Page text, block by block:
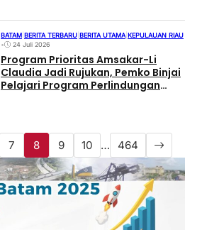
BATAM BERITA TERBARU BERITA UTAMA KEPULAUAN RIAU
•
24 Juli 2026
Program Prioritas Amsakar-Li
Claudia Jadi Rujukan, Pemko Binjai
Pelajari Program Perlindungan
7 8 9 10 … 464